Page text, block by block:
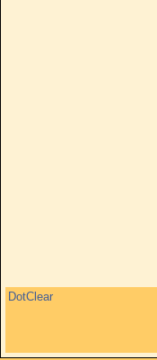
DotClear